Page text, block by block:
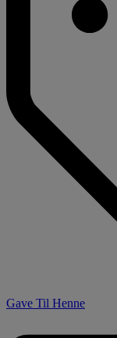
Gave Til Henne